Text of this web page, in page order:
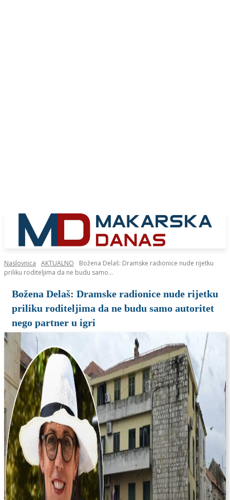
Naslovnica AKTUALNO
Božena Delaš: Dramske radionice nude rijetku
priliku roditeljima da ne budu samo...
Božena Delaš: Dramske radionice nude rijetku
priliku roditeljima da ne budu samo autoritet
nego partner u igri